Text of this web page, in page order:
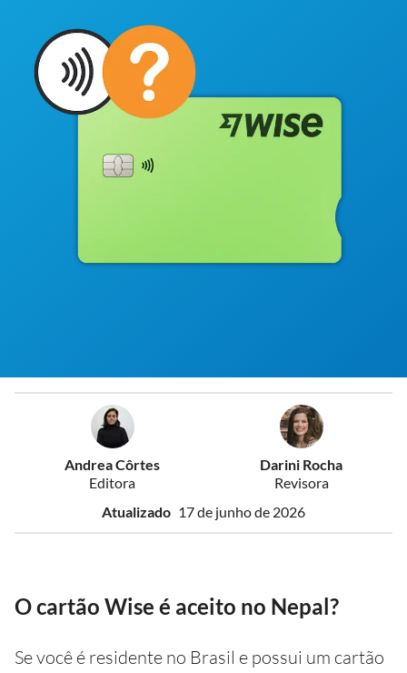
Andrea Côrtes
Editora
Darini Rocha
Revisora
Atualizado 17 de junho de 2026
O cartão Wise é aceito no Nepal?
Se você é residente no Brasil e possui um cartão